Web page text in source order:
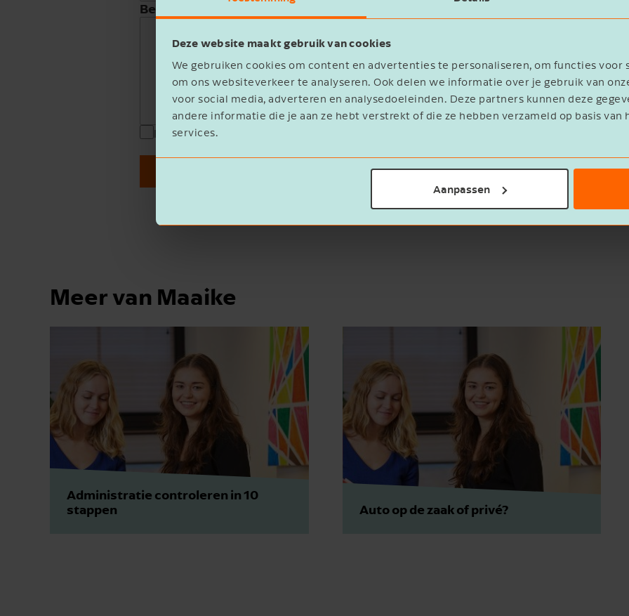
Deze website maakt gebruik van cookies
We gebruiken cookies om content en advertenties te personaliseren, om functies voor
om ons websiteverkeer te analyseren. Ook delen we informatie over je gebruik van
voor social media, adverteren en analysedoeleinden. Deze partners kunnen deze
andere informatie die je aan ze hebt verstrekt of die ze hebben verzameld op basis van
services.
Aanpassen
Beschrijving
Ik ga akkoord met het
Meer van Maaike
Administratie controleren in 10
stappen
Auto op de zaak of privé?